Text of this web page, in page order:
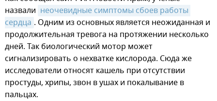
назвали неочевидные симптомы сбоев работы
сердца . Одним из основных является неожиданная и
продолжительная тревога на протяжении несколько
дней. Так биологический мотор может
сигнализировать о нехватке кислорода. Сюда же
исследователи относят кашель при отсутствии
простуды, хрипы, звон в ушах и покалывание в
пальцах.